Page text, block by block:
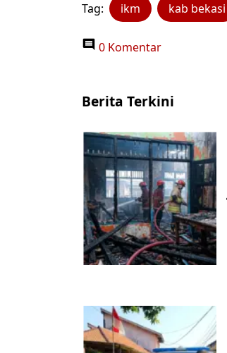
Tag: ikm kab bekasi
0 Komentar
Berita Terkini